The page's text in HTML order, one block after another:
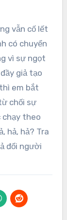
vẫn cố lết
có chuyển
vì sự ngọt
giả tạo
em bắt
chối sự
chạy theo
hả, hả? Tra
đổi người